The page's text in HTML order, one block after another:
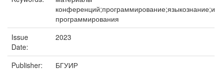
программирования
Issue
Date:
2023
Publisher:
БГУИР